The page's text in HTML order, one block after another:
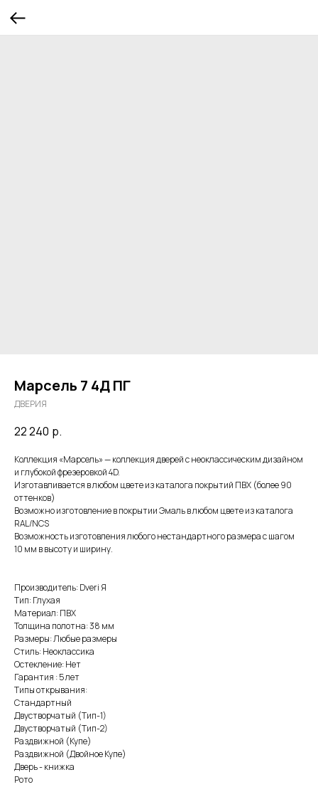
Марсель 7 4Д ПГ
ДВЕРИЯ
22 240 р.
Коллекция «Марсель» — коллекция дверей с неоклассическим дизайном
и глубокой фрезеровкой 4D.
Изготавливается в любом цвете из каталога покрытий ПВХ (более 90
оттенков)
Возможно изготовление в покрытии Эмаль в любом цвете из каталога
RAL/NCS
Возможность изготовления любого нестандартного размера с шагом
10 мм в высоту и ширину.
Производитель: Dveri Я
Тип: Глухая
Материал: ПВХ
Толщина полотна: 38 мм
Размеры: Любые размеры
Стиль: Неоклассика
Остекление: Нет
Гарантия : 5 лет
Типы открывания:
Стандартный
Двустворчатый (Тип-1)
Двустворчатый (Тип-2)
Раздвижной (Купе)
Раздвижной (Двойное Купе)
Дверь - книжка
Рото